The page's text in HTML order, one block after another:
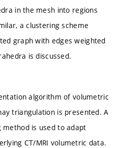
in the mesh into regions
a clustering scheme
graph with edges weighted
is discussed.
algorithm of volumetric
triangulation is presented. A
is used to adapt
CT/MRI volumetric data.